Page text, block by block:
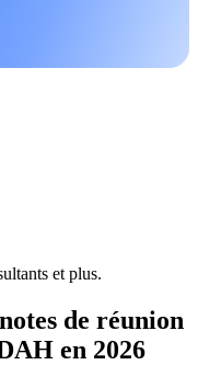
et plus.
de réunion
en 2026